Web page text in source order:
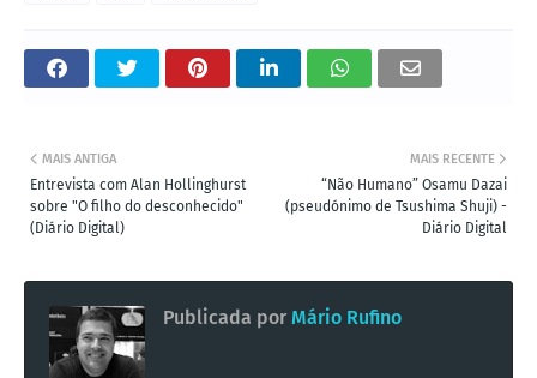
MAIS RECENTE
“Não Humano” Osamu Dazai
(pseudónimo de Tsushima Shuji) -
Diário Digital
MAIS ANTIGA
Entrevista com Alan Hollinghurst
sobre "O filho do desconhecido"
(Diário Digital)
Publicada por Mário Rufino